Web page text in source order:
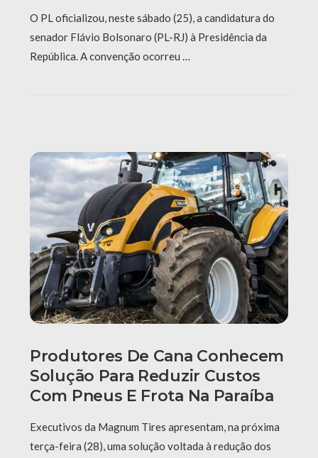
O PL oficializou, neste sábado (25), a candidatura do
senador Flávio Bolsonaro (PL-RJ) à Presidência da
República. A convenção ocorreu …
Produtores De Cana Conhecem
Solução Para Reduzir Custos
Com Pneus E Frota Na Paraíba
Executivos da Magnum Tires apresentam, na próxima
terça-feira (28), uma solução voltada à redução dos